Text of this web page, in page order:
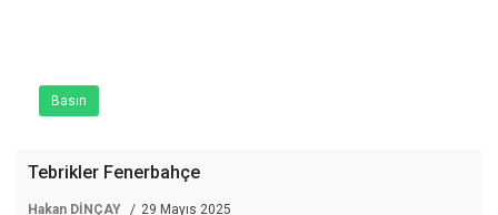
Basın
Tebrikler Fenerbahçe
Hakan DİNÇAY 29 Mayıs 2025